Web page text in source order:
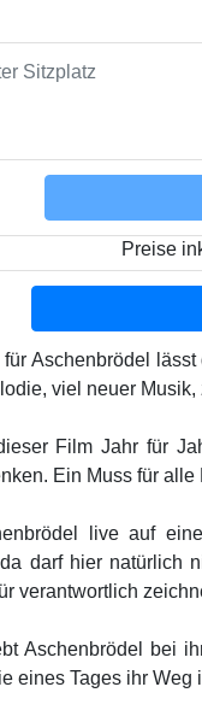
Sitzplatz
Preise
Aschenbrödel
viel neuer
Film Jahr für
Ein Muss für
live auf
darf hier natürlich
verantwortlich
Aschenbrödel bei
eines Tages ihr